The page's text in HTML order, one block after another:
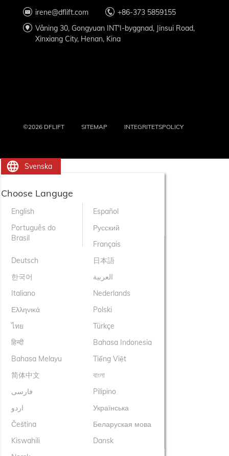
irene@dflift.com
+86-373 5859155
Våning 30, Gongyuan INT'I-byggnad, Jinsui Road,
Xinxiang City, Henan, Kina
©2026 DFLIFT SITEMAP INTEGRITETSPOLICY
Svenska
Choose Languge
English
Español
Português do
Brasil
Русский
Français
Deutsch
日本語
한국어
العربية
Italiano
Nederlands
Ελληνικά
Polski
ไทย
Türkçe
हिन्दी
Bahasa Indonesia
Bahasa Melayu
Tiếng Việt
简体中文
বাংলা
فارسی
Pilipino
اردو
Українська
Čeština
Беларуская мова
Kiswahili
Dansk